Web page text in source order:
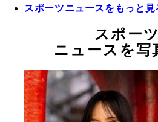
スポーツニュースをもっと見
スポー
ニュースを写